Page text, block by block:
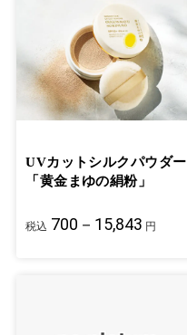
UVカットシルクパウダー
「黄金まゆの絹粉」
税込 700－15,843 円